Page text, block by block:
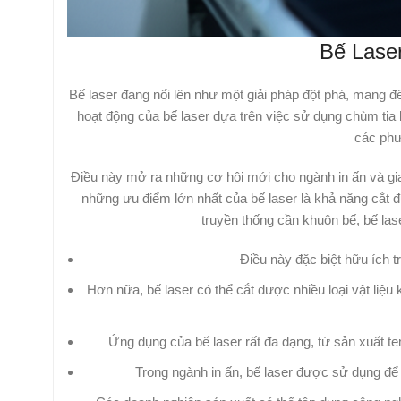
Bế
Bế laser đang nổi lên như một giải pháp đột phá,
hoạt động của bế laser dựa trên việc sử dụng chùm
các
Điều này mở ra những cơ hội mới cho ngành in ấn và
những ưu điểm lớn nhất của bế laser là khả năng
truyền thống cần khuôn bế, bế
Điều này đặc biệt hữu ích
Hơn nữa, bế laser có thể cắt được nhiều loại vật liệu
Ứng dụng của bế laser rất đa dạng, từ sản xuất
Trong ngành in ấn, bế laser được sử dụng